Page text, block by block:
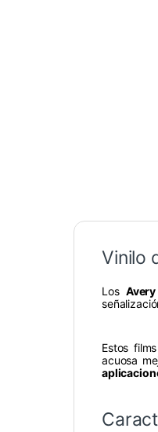
Vinilo
Los
Estos
acuosa